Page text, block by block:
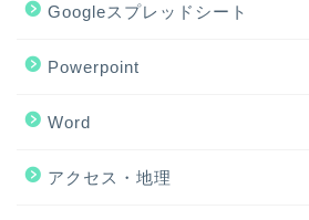
Googleスプレッドシート
Powerpoint
Word
アクセス・地理